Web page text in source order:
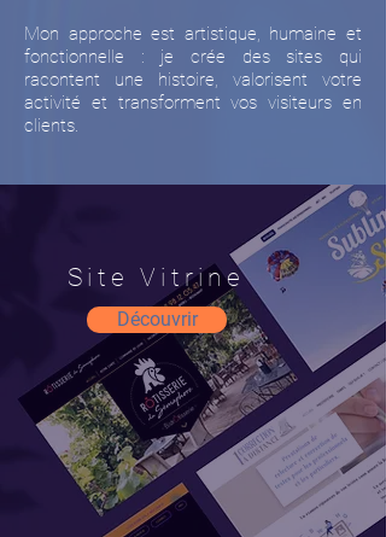
Mon approche est artistique, humaine et
fonctionnelle : je crée des sites qui
racontent une histoire, valorisent votre
activité et transforment vos visiteurs en
clients.
Site Vitrine
Découvrir